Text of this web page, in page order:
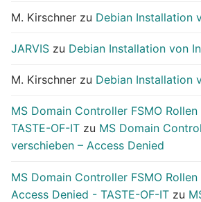
M. Kirschner zu Debian Installation
JARVIS zu Debian Installation von
M. Kirschner zu Debian Installation
MS Domain Controller FSMO
TASTE-OF-IT zu MS Domain
verschieben – Access Denied
MS Domain Controller FSMO
Access Denied - TASTE-OF-IT zu